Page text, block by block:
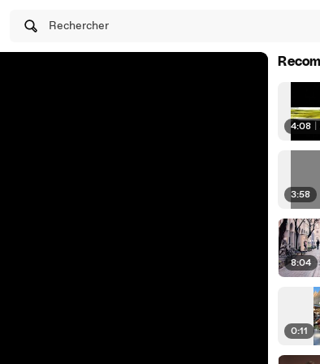
Rechercher
4:08
3:58
8:04
0:11